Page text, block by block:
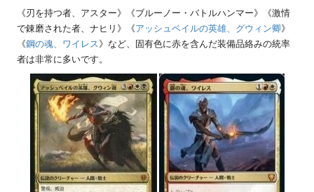
《刃を持つ者、アスター》《ブルーノー・バトルハンマー》《激情
で錬磨された者、ナヒリ》《アッシュベイルの英雄、グウィン卿》
《鋼の魂、ワイレス》など、固有色に赤を含んだ装備品絡みの統率
者は非常に多いです。